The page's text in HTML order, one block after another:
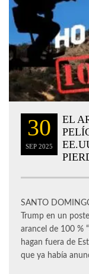
30
SEP 2025
EL
SANTO
Trump en un
arancel de 100 %
hagan fuera de
que ya había